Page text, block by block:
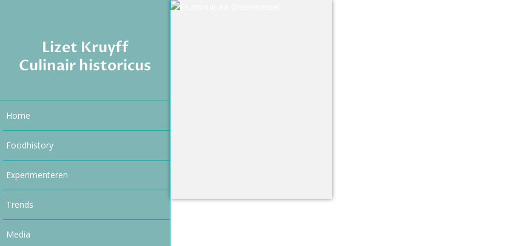
Lizet Kruyff
Culinair historicus
Home
Foodhistory
Experimenteren
Trends
Media